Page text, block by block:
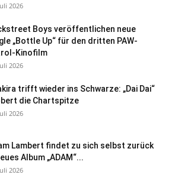
2026
Boys veröffentlichen neue
„Bottle Up“ für den dritten PAW-
Kinofilm
2026
trifft wieder ins Schwarze: „Dai Dai“
die Chartspitze
2026
Lambert findet zu sich selbst zurück
Album „ADAM“...
2026